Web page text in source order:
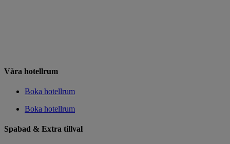
Våra hotellrum
Boka hotellrum
Boka hotellrum
Spabad & Extra tillval